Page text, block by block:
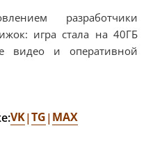
разработчики
игра стала на 40ГБ
видео и оперативной
VK|TG|MAX